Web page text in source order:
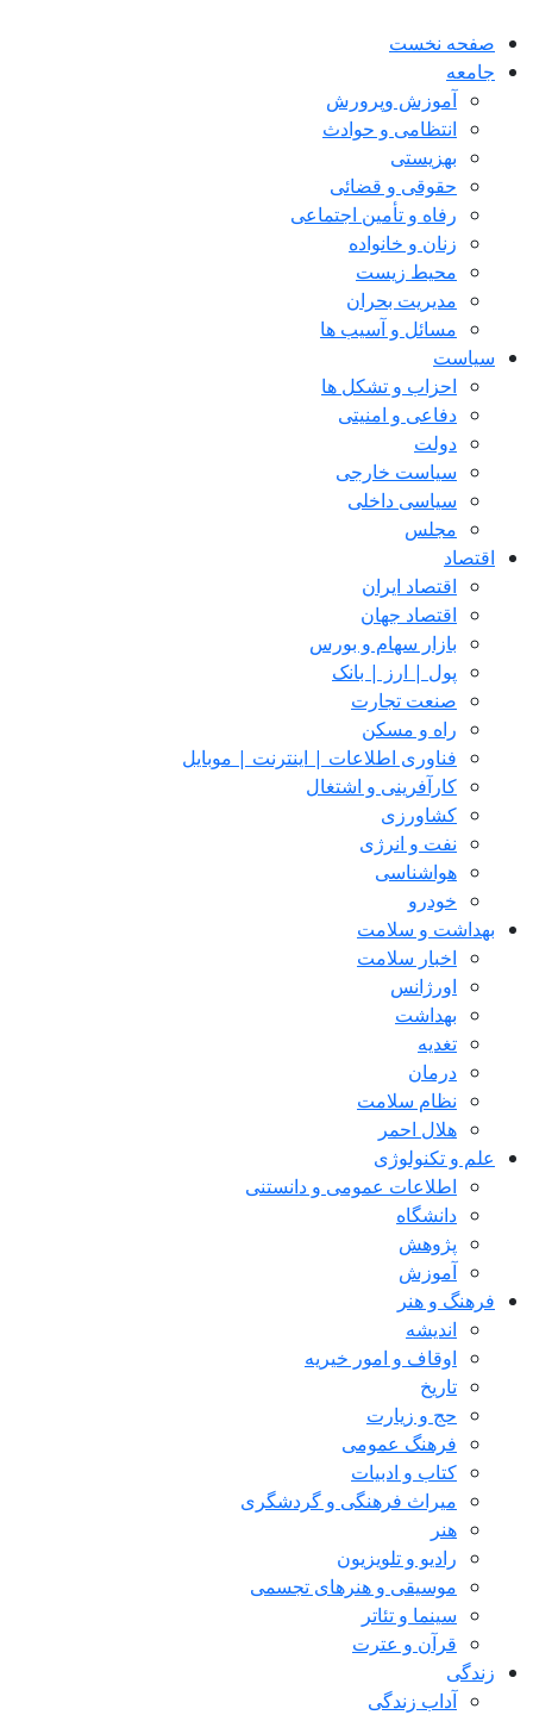
صفحه نخست
جامعه
آموزش وپرورش
انتظامی و حوادث
بهزیستی
حقوقی و قضائی
رفاه و تأمین اجتماعی
زنان و خانواده
محیط زیست
مدیریت بحران
مسائل و آسیب ها
سیاست
احزاب و تشکل ها
دفاعی و امنیتی
دولت
سیاست خارجی
سیاسی داخلی
مجلس
اقتصاد
اقتصاد ایران
اقتصاد جهان
بازار سهام و بورس
پول | ارز | بانک
صنعت تجارت
راه و مسکن
فناوری اطلاعات | اینترنت | موبایل
کارآفرینی و اشتغال
کشاورزی
نفت و انرژی
هواشناسی
خودرو
بهداشت و سلامت
اخبار سلامت
اورژانس
بهداشت
تغدیه
درمان
نظام سلامت
هلال احمر
علم و تکنولوژی
اطلاعات عمومی و دانستنی
دانشگاه
پژوهش
آموزش
فرهنگ و هنر
اندیشه
اوقاف و امور خیریه
تاریخ
حج و زیارت
فرهنگ عمومی
کتاب و ادبیات
میراث فرهنگی و گردشگری
هنر
رادیو و تلویزیون
موسیقی و هنرهای تجسمی
سینما و تئاتر
قرآن و عترت
زندگی
آداب زندگی